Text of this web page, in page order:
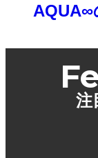
AQUA∞
注